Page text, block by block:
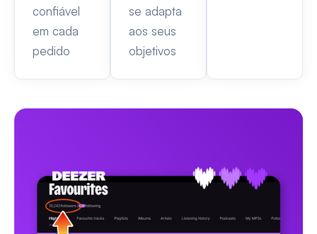
confiável
em cada
pedido
se adapta
aos seus
objetivos